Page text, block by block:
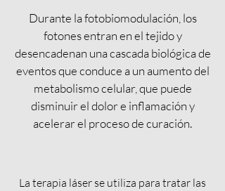
Durante la fotobiomodulación, los
fotones entran en el tejido y
desencadenan una cascada biológica de
eventos que conduce a un aumento del
metabolismo celular, que puede
disminuir el dolor e inflamación y
acelerar el proceso de curación.
La terapia láser se utiliza para tratar las